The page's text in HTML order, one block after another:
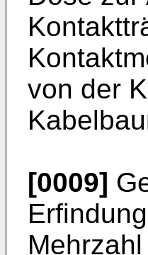
von der
[0009]